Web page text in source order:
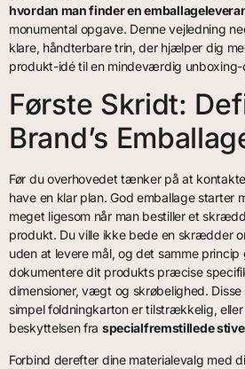
hvordan man finder en
monumental opgave. Denne vejledning
klare, håndterbare trin, der hjælper dig
produkt-idé til en mindeværdig unboxing-
Første Skridt:
Brand’s
Før du overhovedet tænker på at
have en klar plan. God emballage starter
meget ligesom når man bestiller et
produkt. Du ville ikke bede en skrædder
uden at levere mål, og det samme
dokumentere dit produkts præcise
dimensioner, vægt og skrøbelighed. Disse
simpel foldningkarton er tilstrækkelig,
beskyttelsen fra specialfremstillede
Forbind derefter dine materialevalg med